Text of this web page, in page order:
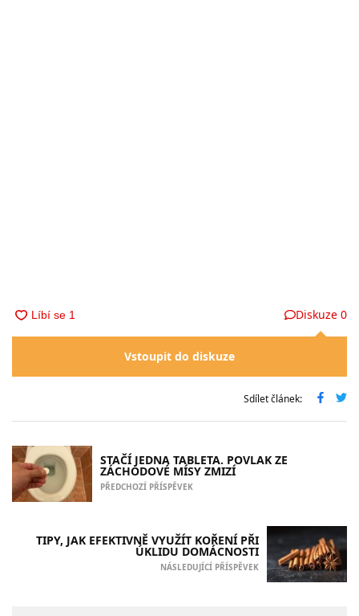
Diskuze 0
Vstoupit do diskuze
Sdílet článek:
STAČÍ JEDNA TABLETA. POVLAK ZE
ZÁCHODOVÉ MÍSY ZMIZÍ
PŘEDCHOZÍ PŘÍSPĚVEK
TIPY, JAK EFEKTIVNĚ VYUŽÍT KOŘENÍ PŘI
ÚKLIDU DOMÁCNOSTI
NÁSLEDUJÍCÍ PŘÍSPĚVEK